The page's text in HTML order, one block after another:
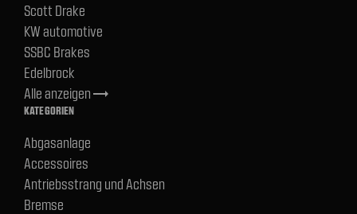
Scott Drake
KW automotive
SSBC Brakes
Edelbrock
Alle anzeigentrending_flat
KATEGORIEN
Abgasanlage
Accessoires
Antriebsstrang und Achsen
Bremse